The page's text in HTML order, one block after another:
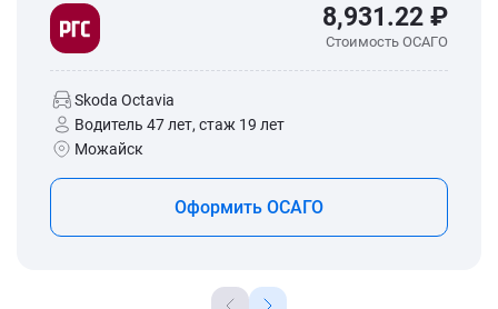
8,931.22 ₽
Стоимость ОСАГО
Skoda Octavia
Водитель 47 лет, стаж 19 лет
Можайск
Оформить ОСАГО